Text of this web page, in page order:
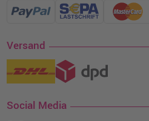
Versand
Social Media